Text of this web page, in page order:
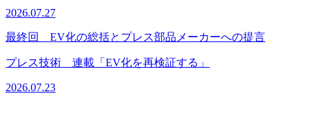
2026.07.27
最終回 EV化の総括とプレス部品メーカーへの提言
プレス技術 連載「EV化を再検証する」
2026.07.23